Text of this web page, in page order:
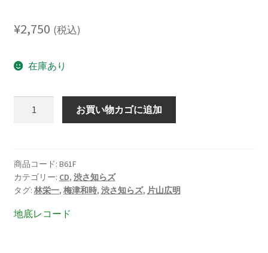
¥2,750 (税込)
在庫あり
石
渡
明
廣・
お買い物カゴに追加
商品コード: B61F
カテゴリー: CD, 渋さ知らズ
タグ: 林栄一, 梅津和時, 渋さ知らズ, 片山広明
地底レコード